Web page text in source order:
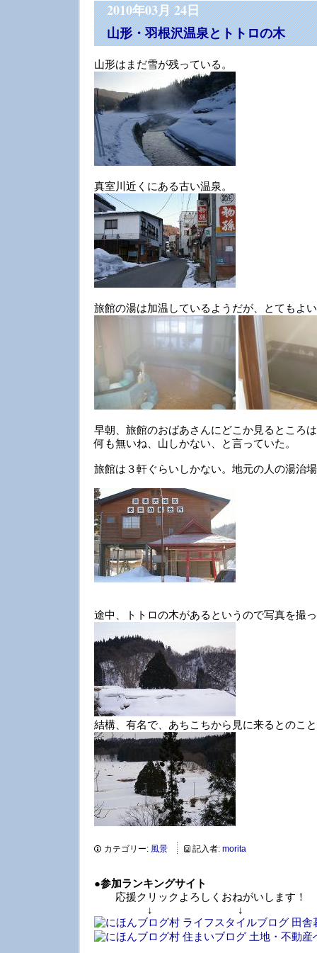
2010年03月 24日
山形・羽根沢温泉とトトロの木
山形はまだ雪が残っている。
真室川近くにある古い温泉。
旅館の湯は加温しているようだが、とてもよ
早朝、旅館のおばあさんにどこか見るところ
何も無いね、山しかない、と言っていた。
旅館は３軒ぐらいしかない。地元の人の湯治
途中、トトロの木があるというので写真を撮
結構、有名で、あちこちから見に来るとのこ
カテゴリー: 風景 記入者: morita
●参加ランキングサイト
応援クリックよろしくおねがいします！
↓ ↓